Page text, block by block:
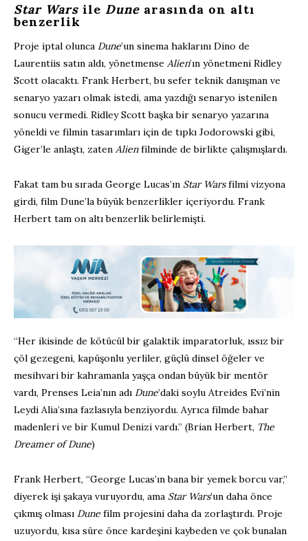
Star Wars ile Dune arasında on altı
benzerlik
Proje iptal olunca Dune’un sinema haklarını Dino de
Laurentiis satın aldı, yönetmense Alien’ın yönetmeni Ridley
Scott olacaktı. Frank Herbert, bu sefer teknik danışman ve
senaryo yazarı olmak istedi, ama yazdığı senaryo istenilen
sonucu vermedi. Ridley Scott başka bir senaryo yazarına
yöneldi ve filmin tasarımları için de tıpkı Jodorowski gibi,
Giger’le anlaştı, zaten Alienfilminde de birlikte çalışmışlardı.
Fakat tam bu sırada George Lucas’ın Star Warsfilmi vizyona
girdi, film Dune’la büyük benzerlikler içeriyordu. Frank
Herbert tam on altı benzerlik belirlemişti.
“Her ikisinde de kötücül bir galaktik imparatorluk, ıssız bir
çöl gezegeni, kapüşonlu yerliler, güçlü dinsel öğeler ve
mesihvari bir kahramanla yaşça ondan büyük bir mentör
vardı, Prenses Leia’nın adı Dune’daki soylu Atreides Evi’nin
Leydi Alia’sına fazlasıyla benziyordu. Ayrıca filmde bahar
madenleri ve bir Kumul Denizi vardı.” (Brian Herbert, The
Dreamer of Dune)
Frank Herbert, “George Lucas’ın bana bir yemek borcu var,”
diyerek işi şakaya vuruyordu, ama Star Wars’un daha önce
çıkmış olması Dune film projesini daha da zorlaştırdı. Proje
uzuyordu, kısa süre önce kardeşini kaybeden ve çok bunalan